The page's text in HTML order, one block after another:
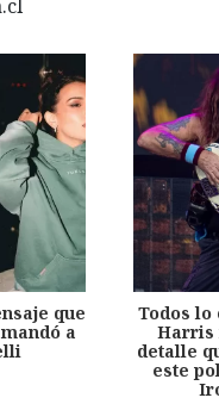
que
a
Todos lo
Harris
detalle
este